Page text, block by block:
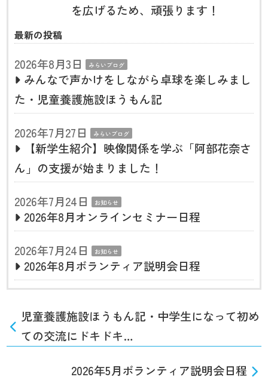
を広げるため、頑張ります！
最新の投稿
2026年8月3日 みらいブログ
みんなで声かけをしながら卓球を楽しみまし
た・児童養護施設ほうもん記
2026年7月27日
みらいブログ
【新学生紹介】映像関係を学ぶ「阿部花奈さ
ん」の支援が始まりました！
2026年7月24日
お知らせ
2026年8月オンラインセミナー日程
2026年7月24日
お知らせ
2026年8月ボランティア説明会日程
児童養護施設ほうもん記・中学生になって初め
ての交流にドキドキ…
2026年5月ボランティア説明会日程